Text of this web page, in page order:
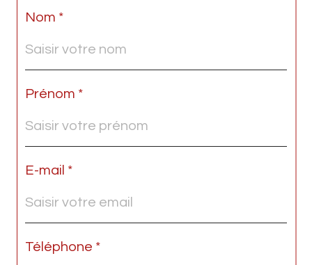
Nom *
Prénom *
E-mail *
Téléphone *